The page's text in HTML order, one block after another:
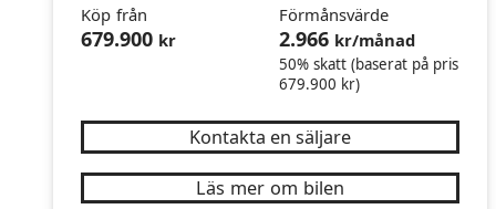
Köp från
679.900kr
Förmånsvärde
2.966 kr/månad
50% skatt (baserat på pris
679.900 kr)
Kontakta en säljare
Läs mer om bilen